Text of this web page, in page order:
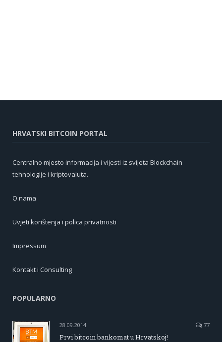
HRVATSKI BITCOIN PORTAL
Centralno mjesto informacija i vijesti iz svijeta Blockchain
tehnologije i kriptovaluta.
O nama
Uvjeti korištenja i polica privatnosti
Impressum
Kontakt i Consulting
POPULARNO
28.09.2014 77
Prvi bitcoin bankomat u Hrvatskoj!